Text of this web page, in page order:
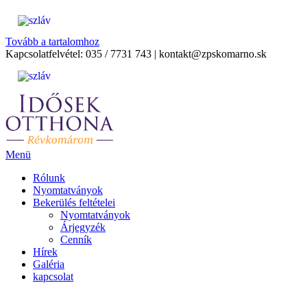
Tovább a tartalomhoz
Kapcsolatfelvétel: 035 / 7731 743 | kontakt@zpskomarno.sk
Menü
Rólunk
Nyomtatványok
Bekerülés feltételei
Nyomtatványok
Árjegyzék
Cenník
Hírek
Galéria
kapcsolat